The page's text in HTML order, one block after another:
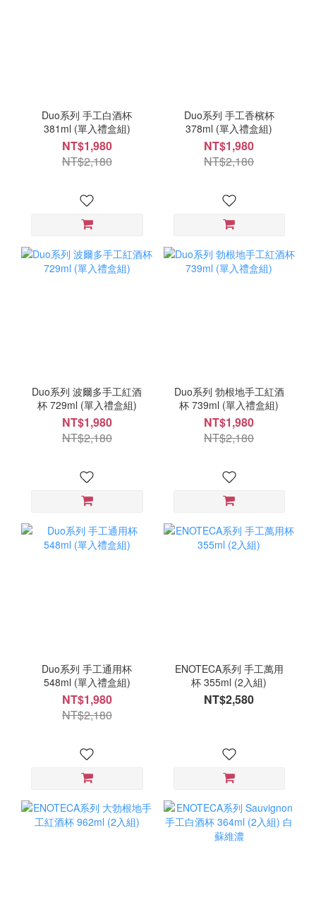
Duo系列 手工白酒杯
381ml (單入禮盒組)
NT$1,980
NT$2,180
Duo系列 手工香檳杯
378ml (單入禮盒組)
NT$1,980
NT$2,180
Duo系列 波爾多手工紅酒
杯 729ml (單入禮盒組)
NT$1,980
NT$2,180
Duo系列 勃根地手工紅酒
杯 739ml (單入禮盒組)
NT$1,980
NT$2,180
Duo系列 手工通用杯
548ml (單入禮盒組)
NT$1,980
NT$2,180
ENOTECA系列 手工萬用
杯 355ml (2入組)
NT$2,580